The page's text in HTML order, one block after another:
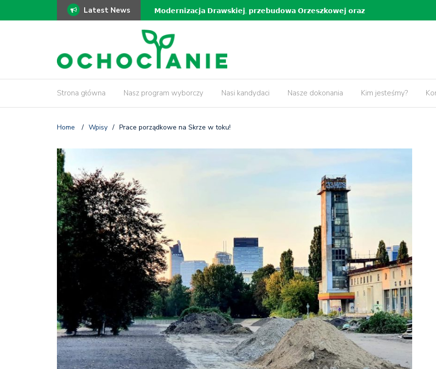
Latest News
𝗠𝗼𝗱𝗲𝗿𝗻𝗶𝘇𝗮𝗰𝗷𝗮 𝗗𝗿𝗮𝘄𝘀𝗸𝗶𝗲𝗷, 𝗽𝗿𝘇𝗲𝗯𝘂𝗱𝗼𝘄𝗮 𝗢𝗿𝘇𝗲𝘀𝘇𝗸𝗼𝘄𝗲𝗷 𝗼𝗿𝗮𝘇
𝗶𝗻𝘄𝗲𝗻𝘁𝗮𝗿𝘆𝘇𝗮𝗰𝗷𝗮 𝗱𝗿𝘇𝗲𝘄 𝘄 𝗻𝗮𝘀𝘇𝗲𝗷 𝗱𝘇𝗶𝗲𝗹𝗻𝗶𝗰𝘆!
Strona główna Nasz program wyborczy Nasi kandydaci Nasze dokonania Kim jesteśmy?
Home / Wpisy / Prace porządkowe na Skrze w toku!